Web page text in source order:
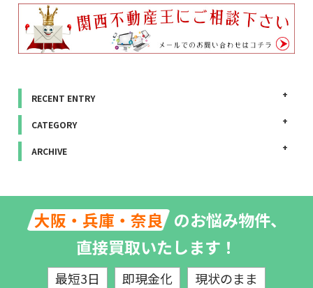
RECENT ENTRY
CATEGORY
ARCHIVE
大阪・兵庫・奈良 のお悩み物件、
直接買取いたします！
最短3日 即現金化 現状のまま